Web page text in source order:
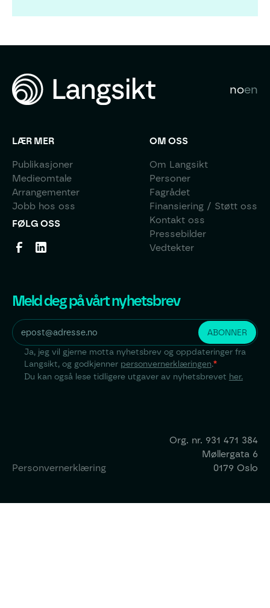
noen
LÆR MER
Publikasjoner
Medieomtale
Arrangementer
Jobb hos oss
FØLG OSS
OM OSS
Om Langsikt
Personer
Fagrådet
Finansiering / Støtt oss
Kontakt oss
Pressebilder
Vedtekter
Meld deg på vårt nyhetsbrev
Ja, jeg vil gjerne motta nyhetsbrev og oppdateringer fra
Langsikt, og godkjenner personvernerklæringen.*
Du kan også lese tidligere utgaver av nyhetsbrevet her.
Personvernerklæring
Org. nr. 931 471 384
Møllergata 6
0179 Oslo